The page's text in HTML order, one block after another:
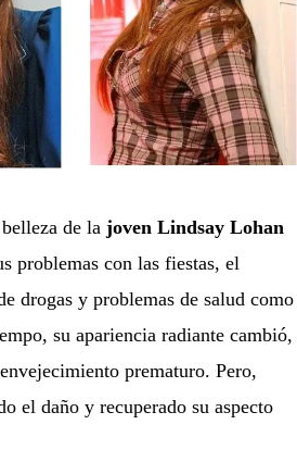
de la joven Lindsay Lohan
problemas con las fiestas, el
drogas y problemas de salud como
su apariencia radiante cambió,
prematuro. Pero,
el daño y recuperado su aspecto